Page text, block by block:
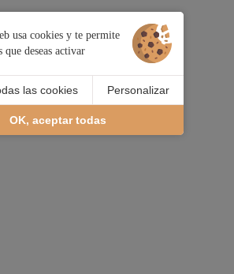
+ 2 niños
usa cookies y te permite
que deseas activar
OK, aceptar todas
las cookies Personalizar